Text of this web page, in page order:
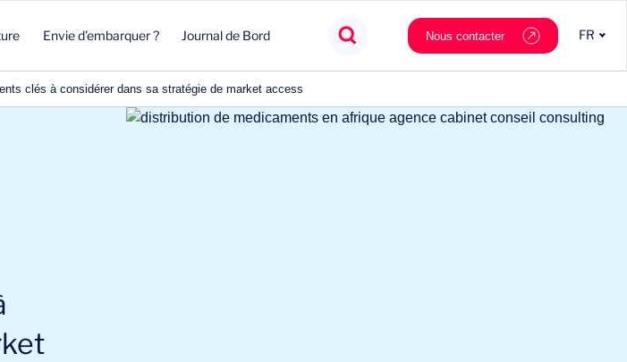
Envie d’embarquer ? Journal de Bord Nous contacter FR
clés à considérer dans sa stratégie de market access